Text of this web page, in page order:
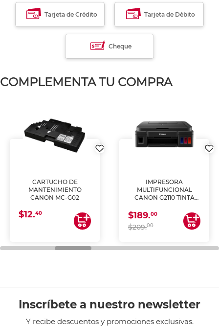
Tarjeta de Crédito Tarjeta de Débito
Cheque
COMPLEMENTA TU COMPRA
CARTUCHO DE
MANTENIMIENTO
CANON MC-G02
$12.40
IMPRESORA
MULTIFUNCIONAL
CANON G2110 TINTA
$189.00
$209.00
Inscríbete a nuestro newsletter
Y recibe descuentos y promociones exclusivas.